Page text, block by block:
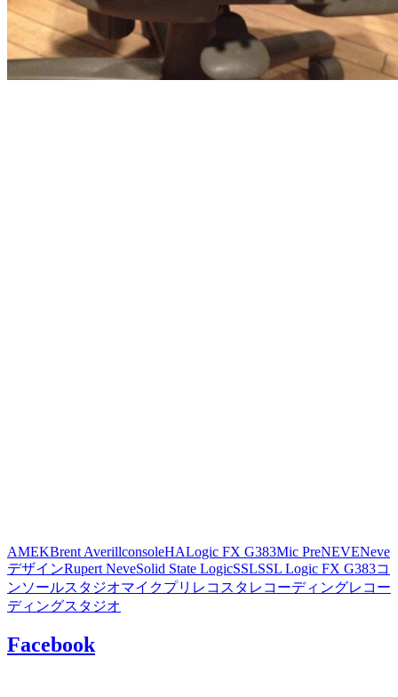
AMEKBrent AverillconsoleHALogic FX G383Mic PreNEVENeve
デザインRupert NeveSolid State LogicSSLSSL Logic FX G383コ
ンソールスタジオマイクプリ レコスタ レコーディングレコー
ディングスタジオ
Facebook